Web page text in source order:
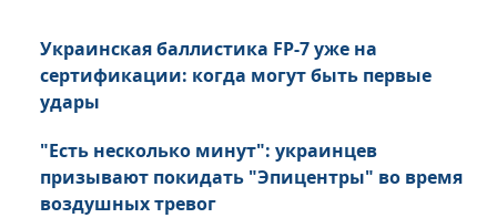
Украинская баллистика FP-7 уже на
сертификации: когда могут быть первые
удары
"Есть несколько минут": украинцев
призывают покидать "Эпицентры" во время
воздушных тревог